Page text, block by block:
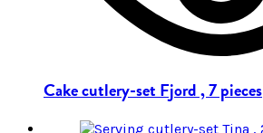
Cake cutlery-set Fjord , 7 pieces